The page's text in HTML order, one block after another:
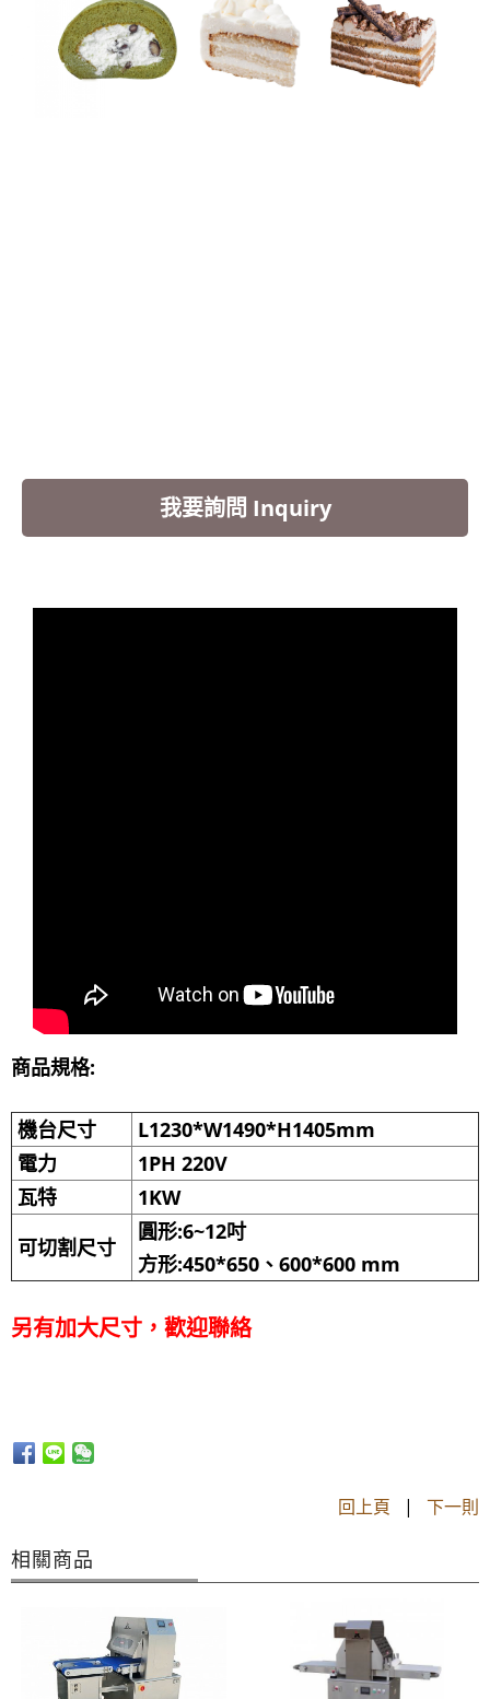
我要詢問 Inquiry
商品規格:
機台尺寸
L1230*W1490*H1405mm
電力
1PH 220V
瓦特
1KW
可切割尺寸
圓形:6~12吋
方形:450*650、600*600 mm
另有加大尺寸，歡迎聯絡
回上頁 | 下一則
相關商品